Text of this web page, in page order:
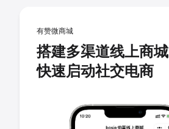
有赞微商城
搭建多渠道线上商城
快速启动社交电商